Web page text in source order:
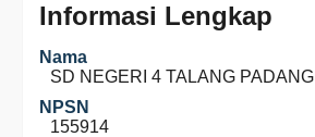
Informasi Lengkap
Nama
SD NEGERI 4 TALANG PADANG
NPSN
155914